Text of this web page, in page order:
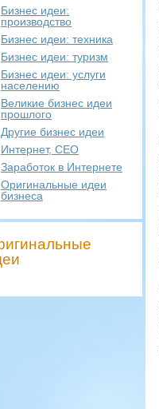
Бизнес идеи:
производство
Бизнес идеи: техника
Бизнес идеи: туризм
Бизнес идеи: услуги
населению
Великие бизнес идеи
прошлого
Другие бизнес идеи
Интернет, СЕО
Заработок в Интернете
Оригинальные идеи
бизнеса